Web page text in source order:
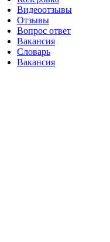
Видеоотзывы
Отзывы
Вопрос ответ
Вакансия
Словарь
Вакансия